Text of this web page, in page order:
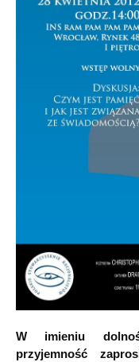
W imieniu
przyjemność